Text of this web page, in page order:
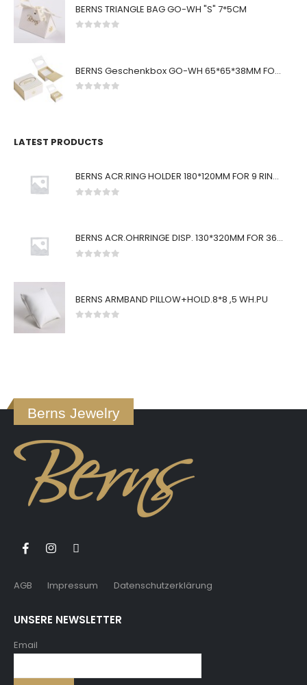
BERNS TRIANGLE BAG GO-WH "S" 7*5CM
BERNS Geschenkbox GO-WH 65*65*38MM FOR SMALL SETS
LATEST PRODUCTS
BERNS ACR.RING HOLDER 180*120MM FOR 9 RINGS
BERNS ACR.OHRRINGE DISP. 130*320MM FOR 36 PAIRS
BERNS ARMBAND PILLOW+HOLD.8*8 ,5 WH.PU
Berns Jewelry
AGB Impressum Datenschutzerklärung
UNSERE NEWSLETTER
Email